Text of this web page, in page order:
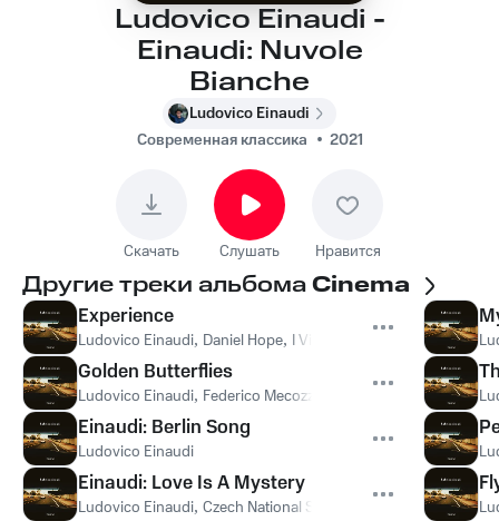
Ludovico Einaudi -
Einaudi: Nuvole
Bianche
Ludovico Einaudi
Современная классика
2021
Скачать Слушать Нравится
Другие треки альбомаCinema
Experience
Ludovico Einaudi, Daniel Hope, I Virtuosi Italiani
Golden Butterflies
Ludovico Einaudi, Federico Mecozzi
Einaudi: Berlin Song
Ludovico Einaudi
Einaudi: Love Is A Mystery
Ludovico Einaudi, Czech National Symphony Orchestra